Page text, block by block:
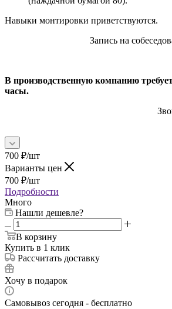
Навыки монтировки приветствуются.
Запись на
В производственную компанию
часы.
700 ₽/шт
Варианты цен
700 ₽/шт
Подробности
Много
Нашли дешевле?
В корзину
Купить в 1 клик
Рассчитать доставку
Хочу в подарок
Самовывоз сегодня - бесплатно